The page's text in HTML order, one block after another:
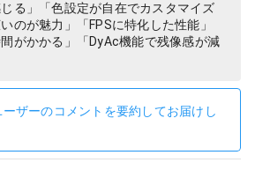
じる」「色設定が自在でカスタマイズ
のが魅力」「FPSに特化した性能」
間がかかる」「DyAc機能で残像感が減
ザーのコメントを要約してお届けし